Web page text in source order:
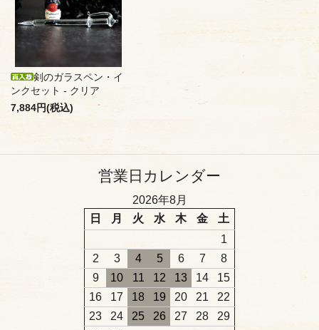
剣のガラスペン・イ
ンクセット - クリア
7,884円(税込)
営業日カレンダー
2026年8月
日
月 火 水 木 金
土
1
2
3 4 5 6 7
8
9
10 11 12 13 14
15
16
17 18 19 20 21
22
23
24 25 26 27 28
29